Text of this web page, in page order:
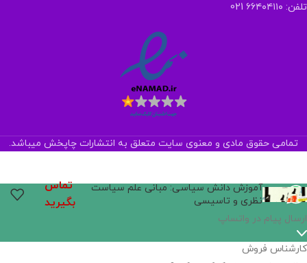
تلفن: ۶۶۴۰۴۱۱۰ 021
تمامی حقوق مادی و معنوی سایت متعلق به انتشارات چاپخش میباشد.
آموزش دانش سیاسی: مبانی علم سیاست
نظری و تاسیسی
تماس
بگیرید